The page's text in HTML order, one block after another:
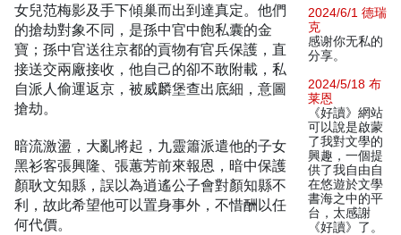
女兒范梅影及手下傾巢而出到達真定。他們
的搶劫對象不同，是孫中官中飽私囊的金
寶；孫中官送往京都的貢物有官兵保護，直
接送交兩廠接收，他自己的卻不敢附載，私
自派人偷運返京，被威麟堡查出底細，意圖
搶劫。
暗流激盪，大亂將起，九靈簫派遣他的子女
黑衫客張興隆、張蕙芳前來報恩，暗中保護
顏耿文知縣，誤以為逍遙公子會對顏知縣不
利，故此希望他可以置身事外，不惜酬以任
何代價。
2024/6/1 德瑞
克
感谢你无私的
分享。
2024/5/18 布
莱恩
《好讀》網站
可以說是啟蒙
了我對文學的
興趣，一個提
供了我自由自
在悠遊於文學
書海之中的平
台，太感謝
《好讀》了。